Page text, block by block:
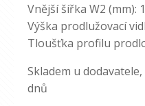
Vnější šířka W2 (mm):
Výška prodlužovací
Tloušťka profilu
Skladem u
dnů